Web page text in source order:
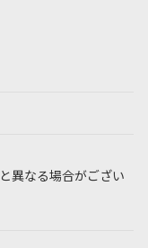
異なる場合がござい